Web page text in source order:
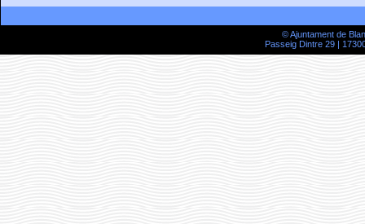
© Ajuntament de
Passeig Dintre 29 |